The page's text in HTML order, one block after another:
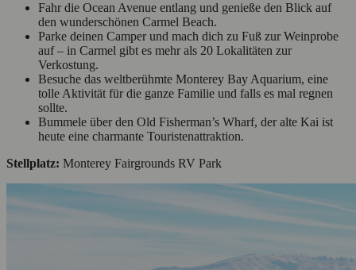
Fahr die Ocean Avenue entlang und genieße den Blick auf
den wunderschönen Carmel Beach.
Parke deinen Camper und mach dich zu Fuß zur Weinprobe
auf – in Carmel gibt es mehr als 20 Lokalitäten zur
Verkostung.
Besuche das weltberühmte Monterey Bay Aquarium, eine
tolle Aktivität für die ganze Familie und falls es mal regnen
sollte.
Bummele über den Old Fisherman’s Wharf, der alte Kai ist
heute eine charmante Touristenattraktion.
Stellplatz: Monterey Fairgrounds RV Park